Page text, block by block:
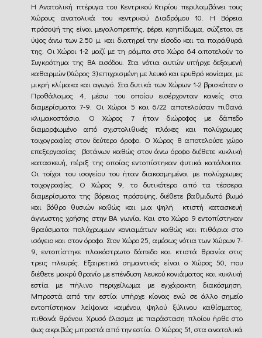
Η Ανατολική πτέρυγα του Κεντρικού Κτιρίου περιλαμβάνει τους
Χώρους ανατολικά του κεντρικού Διαδρόμου 10. Η Βόρεια
πρόσοψή της είναι μεγαλοπρεπής, φέρει κρηπίδωμα, σώζεται σε
ύψος άνω των 2.50 μ. και διατηρεί την είσοδο και τα παράθυρά
της. Οι Χώροι 1-2 μαζί με τη ράμπα στο Χώρο 64 αποτελούν το
Συγκρότημα της ΒΑ εισόδου. Στα νότια αυτών υπήρχε δεξαμενή
καθαρμών (Χώρος 3) επιχρισμένη με λευκό και ερυθρό κονίαμα, με
μικρή κλίμακα και αγωγό. Στα δυτικά των Χώρων 1-2 βρισκόταν ο
Προθάλαμος 4, μέσω του οποίου εισέρχονταν κανείς στα
διαμερίσματα 7-9. Οι Χώροι 5 και 6/22 αποτελούσαν πιθανά
κλιμακοστάσιο. Ο Χώρος 7 ήταν διώροφος με δάπεδο
διαμορφωμένο από σχιστολιθικές πλάκες και πολύχρωμες
τοιχογραφίες στον δεύτερο όροφο. Ο Χώρος 8 αποτελούσε χώρο
επεξεργασίας βοτάνων καθώς στον άνω όροφο διέθετε κυκλική
κατασκευή, πέριξ της οποίας εντοπίστηκαν φυτικά κατάλοιπα.
Οι τοίχοι του ισογείου του ήταν διακοσμημένοι με πολύχρωμες
τοιχογραφίες. Ο Χώρος 9, το δυτικότερο από τα τέσσερα
διαμερίσματα της βόρειας πρόσοψης, διέθετε βαθμιδωτό βωμό
και βόθρο θυσιών καθώς και μια ψηλή κτιστή κατασκευή
άγνωστης χρήσης στην ΒΑ γωνία. Και στο Χώρο 9 εντοπίστηκαν
θραύσματα πολύχρωμων κονιαμάτων καθώς και πιθάρια στο
ισόγειο και στον όροφο. Στον Χώρο 25, αμέσως νότια των Χώρων 7-
9, εντοπίστηκε πλακόστρωτο δάπεδο και κτιστά θρανία στις
τρεις πλευρές. Εξαιρετικά σημαντικός είναι ο Χώρος 50, που
διέθετε μακρύ θρανίο με επένδυση λευκού κονιάματος και κυκλική
εστία με πήλινο περιχείλωμα με εγχάρακτη διακόσμηση.
Μπροστά από την εστία υπήρχε κίονας ενώ σε άλλο σημείο
εντοπίστηκαν λείψανα καμένου, ψηλού ξύλινου καθίσματος,
πιθανά θρόνου. Χρυσό έλασμα με παράσταση πλοίου ήρθε στο
φως ακριβώς μπροστά από την εστία. Ο Χώρος 51, στα ανατολικά